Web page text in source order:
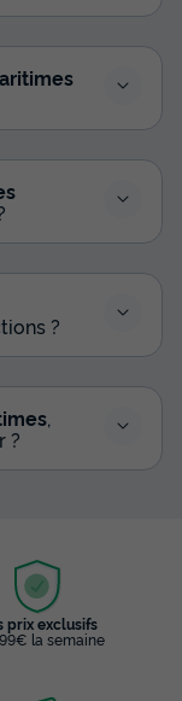
?
,
?
prix exclusifs
la semaine